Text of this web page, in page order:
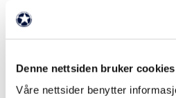
Denne nettsiden bruker cookies
Våre nettsider benytter
- Jeg er en spiller som
med årene som har gått har
er viktig, sier han og legger til: